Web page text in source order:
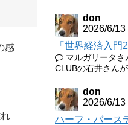
感
don
2026/6/13
「世界経済入門
マルガリータ
CLUBの石井さんが
don
2026/6/13
ハーフ・バース